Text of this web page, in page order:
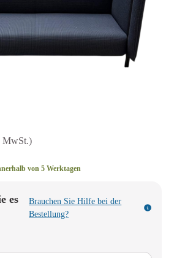
MwSt.)
von 5 Werktagen
es
Brauchen Sie Hilfe bei der
Bestellung?